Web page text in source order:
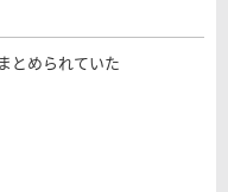
とめられていた